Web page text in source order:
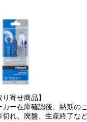
り寄せ商品】
カー在庫確認後、納期の
切れ、廃盤、生産終了な